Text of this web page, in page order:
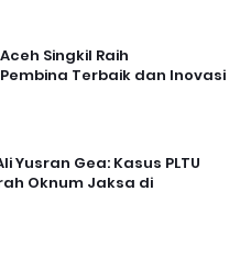
Singkil Raih
Terbaik dan Inovasi
Yusran Gea: Kasus PLTU
Oknum Jaksa di